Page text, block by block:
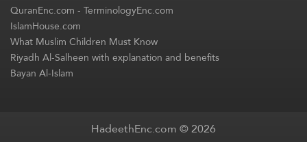
QuranEnc.com-TerminologyEnc.com
IslamHouse.com
What Muslim Children Must Know
Riyadh Al-Salheen with explanation and benefits
Bayan Al-Islam
HadeethEnc.com © 2026